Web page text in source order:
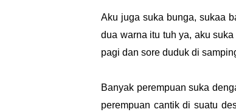
Aku juga suka bunga, sukaa
dua warna itu tuh ya, aku
pagi dan sore duduk di
Banyak perempuan suka
perempuan cantik di suatu